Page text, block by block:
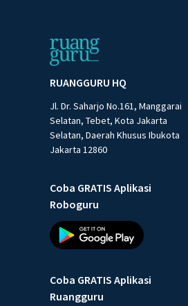
RUANGGURU HQ
Jl. Dr. Saharjo No.161, Manggarai
Selatan, Tebet, Kota Jakarta
Selatan, Daerah Khusus Ibukota
Jakarta 12860
Coba GRATIS Aplikasi
Roboguru
Coba GRATIS Aplikasi
Ruangguru